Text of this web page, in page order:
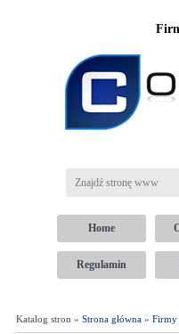
Home
Regulamin
Katalog stron » Strona główna» Firmy